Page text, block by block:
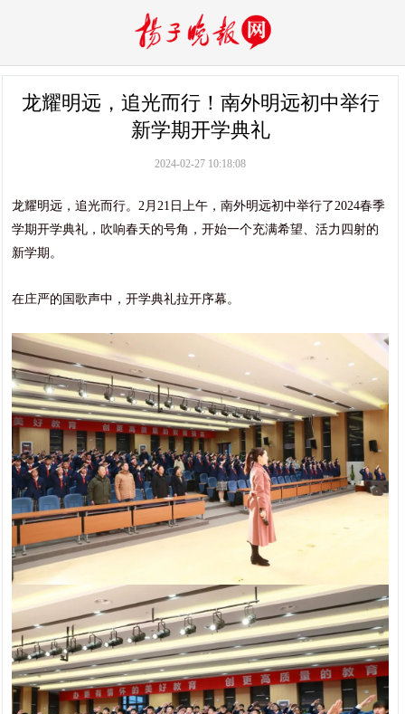
龙耀明远，追光而行！南外明远初中举行
新学期开学典礼
2024-02-27 10:18:08
龙耀明远，追光而行。2月21日上午，南外明远初中举行了2024春季
学期开学典礼，吹响春天的号角，开始一个充满希望、活力四射的
新学期。
在庄严的国歌声中，开学典礼拉开序幕。